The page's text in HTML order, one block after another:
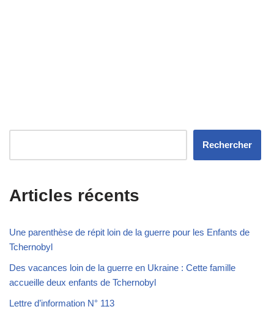
Rechercher
Articles récents
Une parenthèse de répit loin de la guerre pour les Enfants de
Tchernobyl
Des vacances loin de la guerre en Ukraine : Cette famille
accueille deux enfants de Tchernobyl
Lettre d’information N° 113